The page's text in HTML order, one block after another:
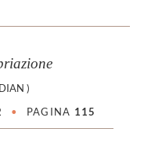
)
• PAGINA 115